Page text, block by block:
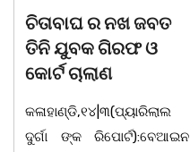
ଚିତାବାଘ ର ନଖ ଜବତ
ତିନି ଯୁବକ ଗିରଫ ଓ
କୋର୍ଟ ଚାଲାଣ
କଳାହାଣ୍ଡି,୧୪|୩(ପ୍ୟାରିଲାଲ
ଦୁର୍ଗା ଙ୍କ ରିପୋର୍ଟ):ବେଆଇନ